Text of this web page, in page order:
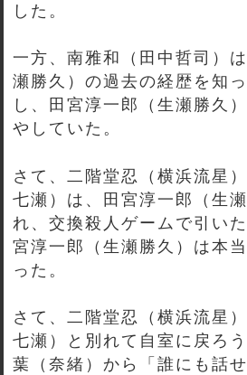
した。
一方、南雅和（田中哲司）
瀬勝久）の過去の経歴を知
し、田宮淳一郎（生瀬勝久
やしていた。
さて、二階堂忍（横浜流星
七瀬）は、田宮淳一郎（生
れ、交換殺人ゲームで引い
宮淳一郎（生瀬勝久）は本
った。
さて、二階堂忍（横浜流星
七瀬）と別れて自室に戻ろ
葉（奈緒）から「誰にも話